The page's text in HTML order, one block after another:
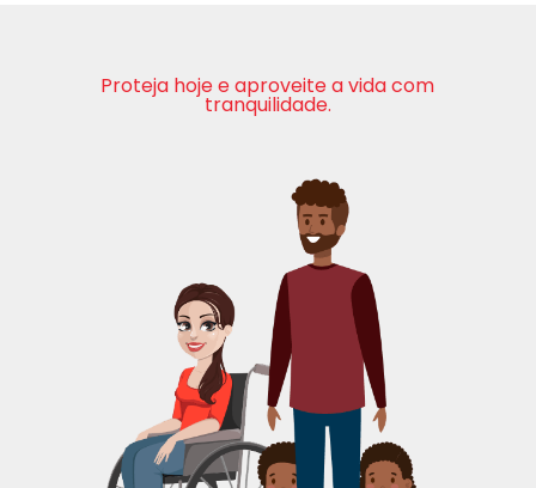
Proteja hoje e aproveite a vida com
tranquilidade.